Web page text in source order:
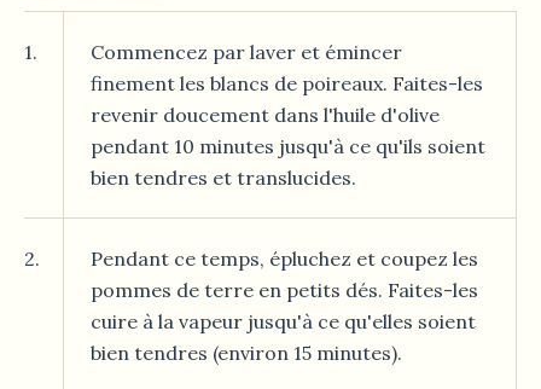
1.
Commencez par laver et émincer
finement les blancs de poireaux. Faites-les
revenir doucement dans l'huile d'olive
pendant 10 minutes jusqu'à ce qu'ils soient
bien tendres et translucides.
2.
Pendant ce temps, épluchez et coupez les
pommes de terre en petits dés. Faites-les
cuire à la vapeur jusqu'à ce qu'elles soient
bien tendres (environ 15 minutes).